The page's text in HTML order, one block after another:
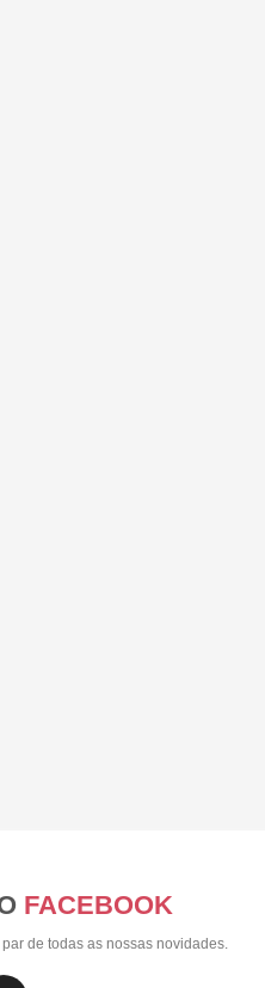
FACEBOOK
de todas as nossas novidades.